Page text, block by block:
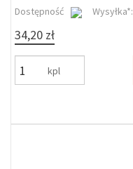
Dostępność
Wysyłka*:
34,20 zł
kpl